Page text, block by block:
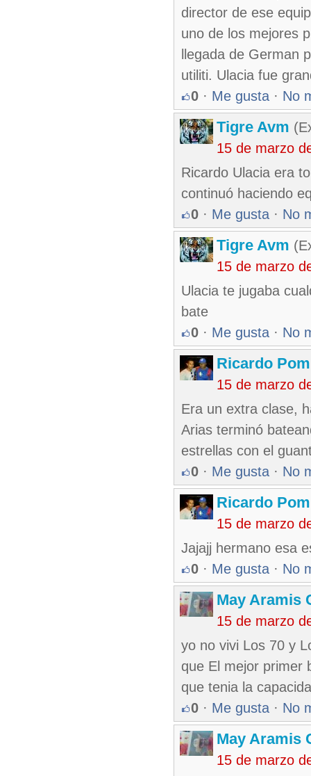
director de ese
uno de los mejores
llegada de German
utiliti. Ulacia fue
0 · Me gusta · No
Tigre Avm
15 de marzo
Ricardo Ulacia era
continuó haciendo
0 · Me gusta · No
Tigre Avm
15 de marzo
Ulacia te jugaba
bate
0 · Me gusta · No
Ricardo
15 de marzo
Era un extra clase,
Arias terminó
estrellas con el
0 · Me gusta · No
Ricardo
15 de marzo
Jajajj hermano esa
0 · Me gusta · No
May Aramis
15 de marzo
yo no vivi Los 70 y
que El mejor primer
que tenia la
0 · Me gusta · No
May Aramis
15 de marzo